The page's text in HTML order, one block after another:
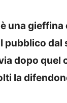
una gieffina
pubblico dal
dopo quel
la